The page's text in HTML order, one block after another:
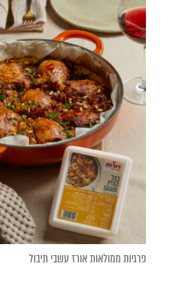
פרגיות ממולאות אורז עשבי תיבול